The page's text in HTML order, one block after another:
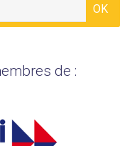
OK
de :